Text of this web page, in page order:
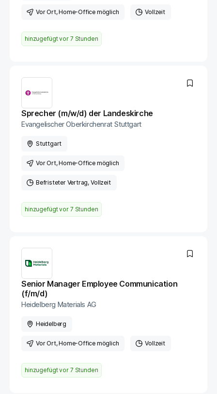
Vor Ort, Home-Office möglich Vollzeit
hinzugefügt vor 7 Stunden
Sprecher (m/w/d) der Landeskirche
Evangelischer Oberkirchenrat Stuttgart
Stuttgart
Vor Ort, Home-Office möglich
Befristeter Vertrag Vollzeit
hinzugefügt vor 7 Stunden
Senior Manager Employee Communication
(f/m/d)
Heidelberg Materials AG
Heidelberg
Vor Ort, Home-Office möglich Vollzeit
hinzugefügt vor 7 Stunden